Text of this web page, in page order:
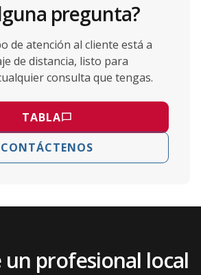
pregunta?
de atención al cliente está a
de distancia, listo para
consulta que tengas.
TABLA
CONTÁCTENOS
un profesional local